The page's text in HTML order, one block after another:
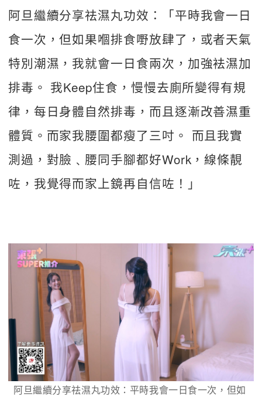
阿旦繼續分享祛濕丸功效：「平時我會一日
食一次，但如果嗰排食嘢放肆了，或者天氣
特別潮濕，我就會一日食兩次，加強袪濕加
排毒。 我Keep住食，慢慢去廁所變得有規
律，每日身體自然排毒，而且逐漸改善濕重
體質。而家我腰圍都瘦了三吋。 而且我實
測過，對臉﹑腰同手腳都好Work，線條靚
咗，我覺得而家上鏡再自信咗！」